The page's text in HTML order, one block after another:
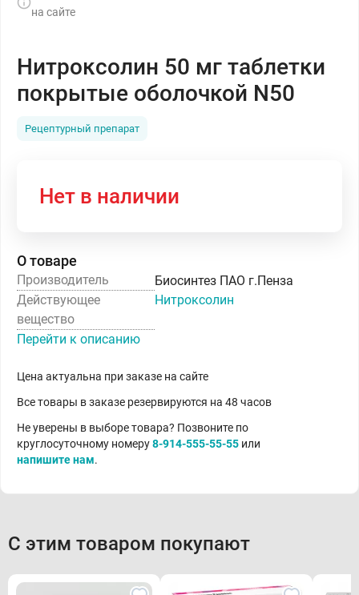
на сайте
Нитроксолин 50 мг таблетки
покрытые оболочкой N50
Рецептурный препарат
Нет в наличии
О товаре
Производитель
Биосинтез ПАО г.Пенза
Действующее
вещество
Нитроксолин
Перейти к описанию
Цена актуальна при заказе на сайте
Все товары в заказе резервируются на 48 часов
Не уверены в выборе товара? Позвоните по
круглосуточному номеру8-914-555-55-55 или
напишите нам.
С этим товаром покупают